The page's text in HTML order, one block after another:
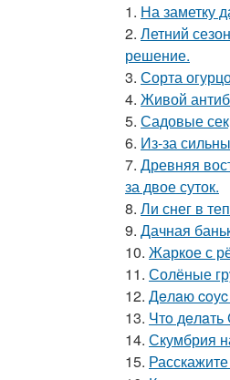
1. На заметку
2. Летний
решение.
3. Сорта
4. Живой
5. Садовые
6. Из-за
7. Древняя
за двое суток.
8. Ли снег в
9. Дачная
10. Жаркое с
11. Солёные
12. Дeлaю coуc
13. Чтo
14. Скумбрия
15.